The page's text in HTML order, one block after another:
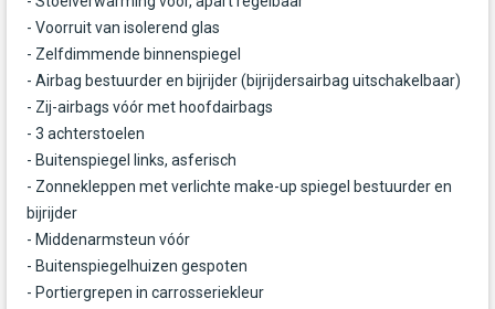
- Voorruit van isolerend glas
- Zelfdimmende binnenspiegel
- Airbag bestuurder en bijrijder (bijrijdersairbag uitschakelbaar)
- Zij-airbags vóór met hoofdairbags
- 3 achterstoelen
- Buitenspiegel links, asferisch
- Zonnekleppen met verlichte make-up spiegel bestuurder en
bijrijder
- Middenarmsteun vóór
- Buitenspiegelhuizen gespoten
- Portiergrepen in carrosseriekleur